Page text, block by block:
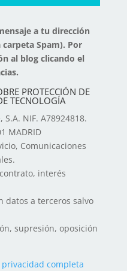
a tu dirección
Spam). Por
al blog clicando el
PROTECCIÓN DE
TECNOLOGÍA
NIF. A78924818.
MADRID
Comunicaciones
interés
datos a terceros salvo
supresión, oposición
completa